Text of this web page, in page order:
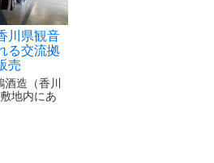
川県観音
る交流拠
売
造（香川
地内にあ